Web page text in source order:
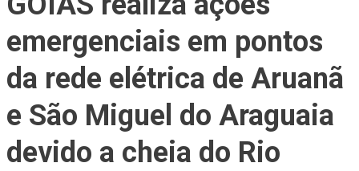
emergenciais em pontos
da rede elétrica de Aruanã
e São Miguel do Araguaia
devido a cheia do Rio